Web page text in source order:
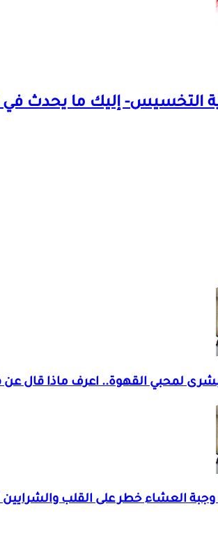
التخسيس- إليك ما يحدث
لمحبي القهوة.. اعرف ماذا قال عن
العشاء خطر على القلب والشرايين